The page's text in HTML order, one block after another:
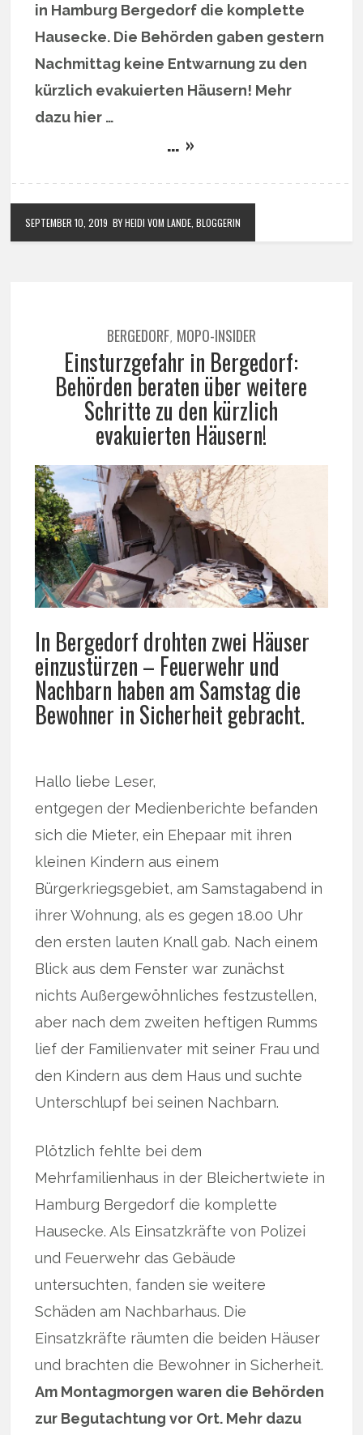
in Hamburg Bergedorf die komplette
Hausecke. Die Behörden gaben gestern
Nachmittag keine Entwarnung zu den
kürzlich evakuierten Häusern! Mehr
dazu hier …
… »
SEPTEMBER 10, 2019 BY HEIDI VOM LANDE, BLOGGERIN
BERGEDORF, MOPO-INSIDER
Einsturzgefahr in Bergedorf:
Behörden beraten über weitere
Schritte zu den kürzlich
evakuierten Häusern!
In Bergedorf drohten zwei Häuser
einzustürzen – Feuerwehr und
Nachbarn haben am Samstag die
Bewohner in Sicherheit gebracht.
Hallo liebe Leser,
entgegen der Medienberichte befanden
sich die Mieter, ein Ehepaar mit ihren
kleinen Kindern aus einem
Bürgerkriegsgebiet, am Samstagabend in
ihrer Wohnung, als es gegen 18.00 Uhr
den ersten lauten Knall gab. Nach einem
Blick aus dem Fenster war zunächst
nichts Außergewöhnliches festzustellen,
aber nach dem zweiten heftigen Rumms
lief der Familienvater mit seiner Frau und
den Kindern aus dem Haus und suchte
Unterschlupf bei seinen Nachbarn.
Plötzlich fehlte bei dem
Mehrfamilienhaus in der Bleichertwiete in
Hamburg Bergedorf die komplette
Hausecke. Als Einsatzkräfte von Polizei
und Feuerwehr das Gebäude
untersuchten, fanden sie weitere
Schäden am Nachbarhaus. Die
Einsatzkräfte räumten die beiden Häuser
und brachten die Bewohner in Sicherheit.
Am Montagmorgen waren die Behörden
zur Begutachtung vor Ort. Mehr dazu